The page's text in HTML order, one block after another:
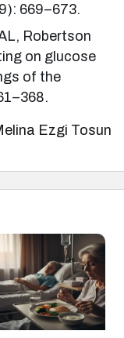
669–673.
Robertson
on glucose
of the
Ezgi Tosun